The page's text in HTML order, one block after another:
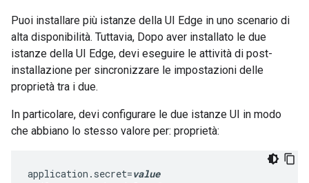
Puoi installare più istanze della UI Edge in uno scenario di
alta disponibilità. Tuttavia, Dopo aver installato le due
istanze della UI Edge, devi eseguire le attività di post-
installazione per sincronizzare le impostazioni delle
proprietà tra i due.
In particolare, devi configurare le due istanze UI in modo
che abbiano lo stesso valore per: proprietà:
application.secret=value